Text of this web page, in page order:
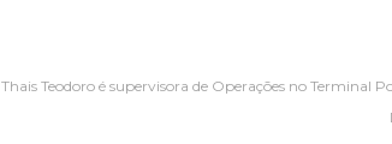
Thais Teodoro é supervisora de Operações no Terminal